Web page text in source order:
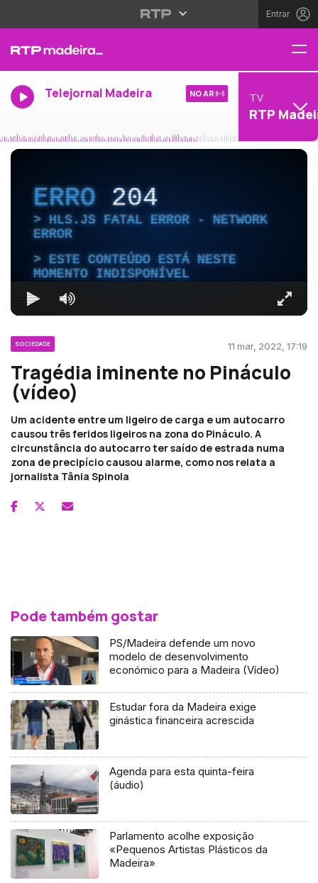
Entrar
Telejornal Madeira NO AR TV
RTP
ERRO204
HLS.JS FATAL ERROR - NETWORK
ERROR
ESTE CONTEÚDO ESTÁ NESTE
MOMENTO INDISPONÍVEL
SOCIEDADE 11 mar, 2022, 17:19
Tragédia iminente no Pináculo
(vídeo)
Um acidente entre um ligeiro de carga e um autocarro
causou três feridos ligeiros na zona do Pináculo. A
circunstância do autocarro ter saído de estrada numa
zona de precipício causou alarme, como nos relata a
jornalista Tânia Spinola
Pode também gostar
PS/Madeira defende um novo
modelo de desenvolvimento
económico para a Madeira (Vídeo)
Estudar fora da Madeira exige
ginástica financeira acrescida
Agenda para esta quinta-feira
(áudio)
Parlamento acolhe exposição
«Pequenos Artistas Plásticos da
Madeira»